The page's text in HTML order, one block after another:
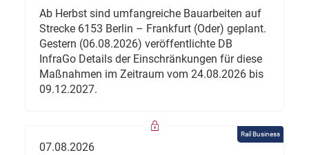
Ab Herbst sind umfangreiche Bauarbeiten auf
Strecke 6153 Berlin – Frankfurt (Oder) geplant.
Gestern (06.08.2026) veröffentlichte DB
InfraGo Details der Einschränkungen für diese
Maßnahmen im Zeitraum vom 24.08.2026 bis
09.12.2027.
Rail Business
07.08.2026